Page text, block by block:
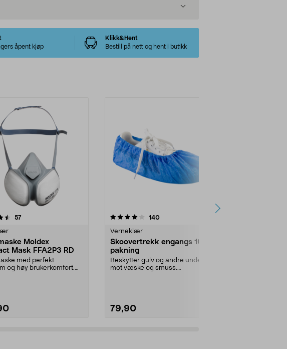
åpent kjøp
Klikk&Hent
Bestill på nett og hent i butikk
57anmeldelser
Moldex
Mask FFA2P3 RD
med perfekt
og høy brukerkomfort.
4.0 av 5 stjerner 140anmeldelser
Verneklær
Skoovertrekk engangs 100-
pakning
Beskytter gulv og andre underlag
mot væske og smuss.
79,90
4.5 av 5 stjerner